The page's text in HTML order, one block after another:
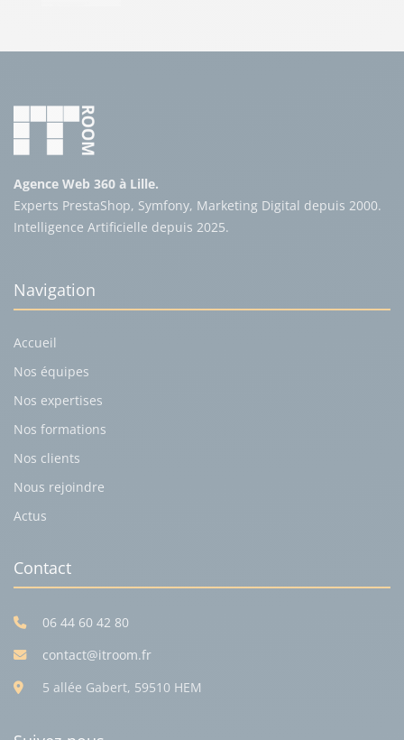
Agence Web 360 à Lille.
Experts PrestaShop, Symfony, Marketing Digital depuis 2000.
Intelligence Artificielle depuis 2025.
Navigation
Accueil
Nos équipes
Nos expertises
Nos formations
Nos clients
Nous rejoindre
Actus
Contact
06 44 60 42 80
contact@itroom.fr
5 allée Gabert, 59510 HEM